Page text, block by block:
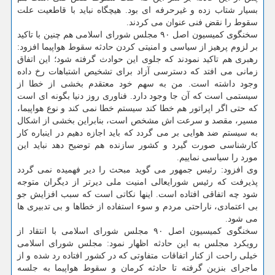
بسیار شتاب زده و غیرحرفه ای بود. هیچگاه نباید با قاطعیت علت
سقوط را نقض فنی عنوان می كردند.
سخنگوی كمیسیون اصل ۹۰ مجلس شورای اسلامی هم چنین با تاكید
بر لزوم پرهیز از سیاسی و امنیتی كردن حادثه سقوط هواپیما افزود:
رهبری هم تاكید نمودند كه جلوی این حوادث گرفته شود؛ این اتفاق
زمانی می افتد كه دسترسی آزاد برای تشخیص اشتباهات رخ داده
وجود داشته است. من به سهم خود معتقدم بخشی از خطا از
سیستمی است كه آن جا وجود دارد. فناوری روز دنیا بگونه ای است
كه حتی اگر اپراتور هم خطا كند سیستم خطا نمی كند و نوع هواپیما،
مسیر، مقصد و سرعت اش مشخص است، بنابراین بخشی از اشكال
به سیستم ضد هوایی بر می گردد كه باید اجازه دهیم در اینباره كار
كارشناسی صورت گیرد و كشور سازنده هم توضیح دهد نباید این
مورد را سیاسی نماییم.
وی افزود: رئیس جمهور می گوید مبحث را دیر فهمیده نمی گردد
پذیرفت كه رئیس شورایعالی امنیت ملی دیرتر از دیگران متوجه
شود چه اتفاقی افتاده است. اینها نكاتی است كه سبب افزایش جو
بی اعتمادی، ناراحتی مردم و سوء استفاده از خطاها و بی تدبیری ها
می شود.
سخنگوی كمیسیون اصل ۹۰ مجلس شورای اسلامی با انتقاد از
رویكرد مجلس به این حادثه اظهار نمود: مجلس شورای اسلامی
خیلی راحت از كنار اتفاقات متفاوتی كه در كشور افتاده رد شده و از
ماجرای بنزین گرفته تا حادثه كرمان و سقوط هواپیما به جلسه